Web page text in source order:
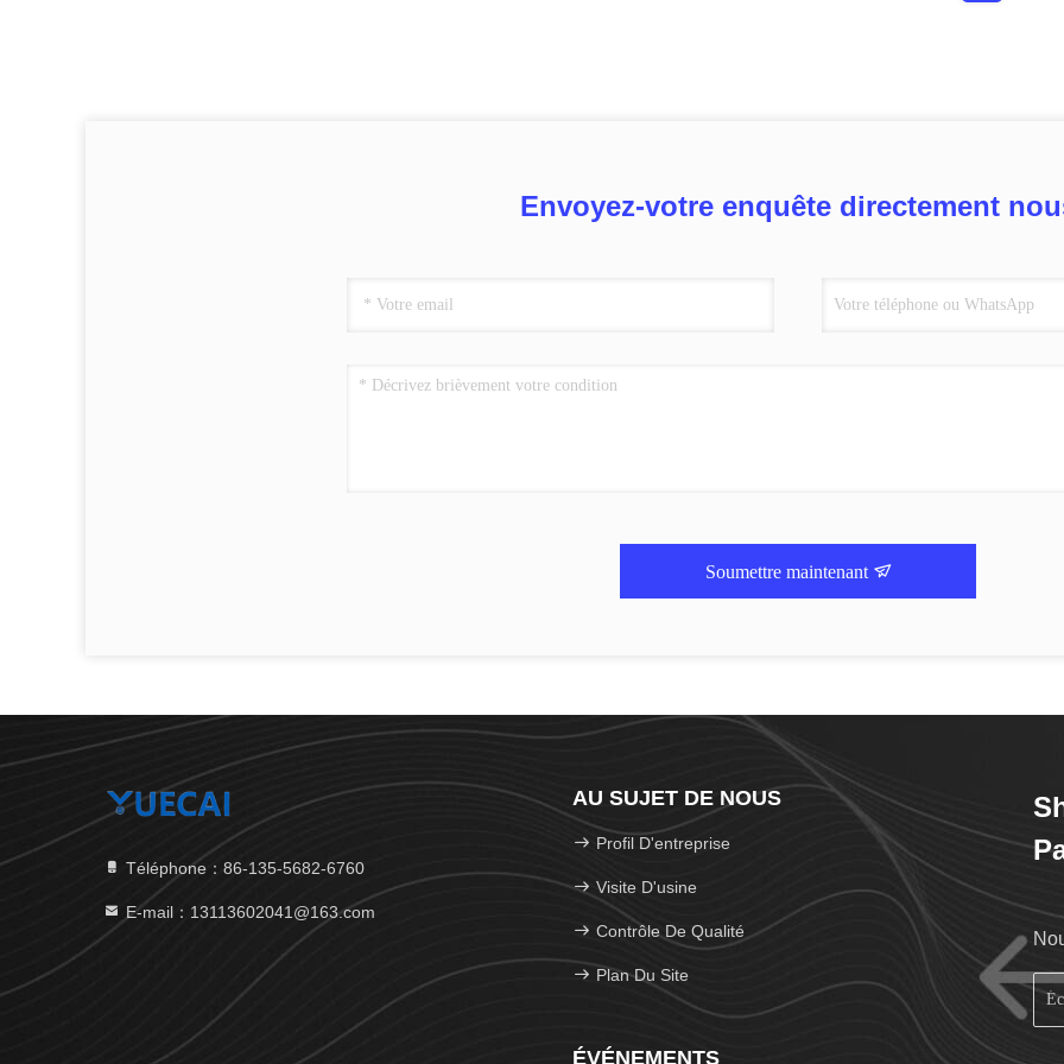
Envoyez-votre enquête directement
Soumettre maintenant
Téléphone：86-135-5682-6760
E-mail：13113602041@163.com
AU SUJET DE NOUS
Profil D'entreprise
Visite D'usine
Contrôle De Qualité
Plan Du Site
ÉVÉNEMENTS